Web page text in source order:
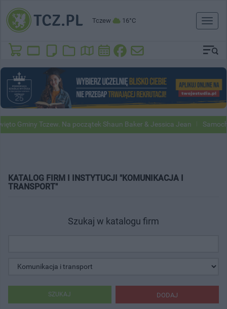
Tczew 16°C
Toggle
Gminy Tczew. Na początek Shaun Baker & Jessica Jean
KATALOG FIRM I INSTYTUCJI "KOMUNIKACJA I
TRANSPORT"
Szukaj w katalogu firm
DODAJ
SZUKAJ